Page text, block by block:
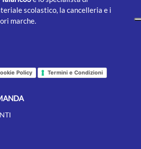
scolastico, la cancelleria e i
marche.
Policy Termini e Condizioni